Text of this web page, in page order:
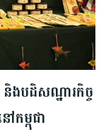
ងបដិសណ្ឋារកិច្ច
ម្ពុជា